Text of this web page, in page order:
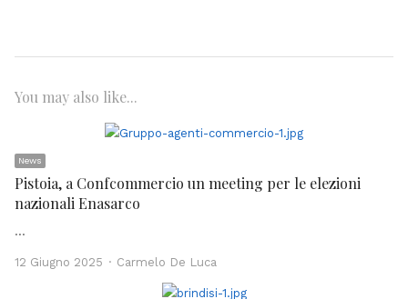
You may also like...
News
Pistoia, a Confcommercio un meeting per le elezioni
nazionali Enasarco
…
12 Giugno 2025 Author
Carmelo De Luca